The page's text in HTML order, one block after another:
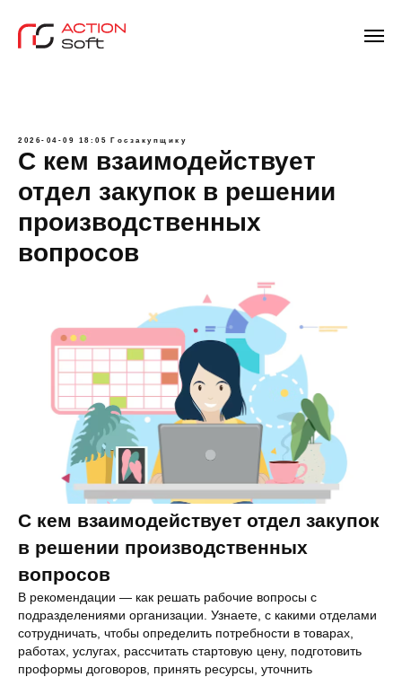
2026-04-09 18:05 Госзакупщику
С кем взаимодействует
отдел закупок в решении
производственных
вопросов
С кем взаимодействует отдел закупок
в решении производственных
вопросов
В рекомендации — как решать рабочие вопросы с
подразделениями организации. Узнаете, с какими отделами
сотрудничать, чтобы определить потребности в товарах,
работах, услугах, рассчитать стартовую цену, подготовить
проформы договоров, принять ресурсы, уточнить